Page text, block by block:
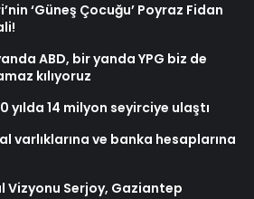
‘Güneş Çocuğu’ Poyraz Fidan
ABD, bir yanda YPG biz de
kılıyoruz
yılda 14 milyon seyirciye ulaştı
varlıklarına ve banka hesaplarına
Vizyonu Serjoy, Gaziantep